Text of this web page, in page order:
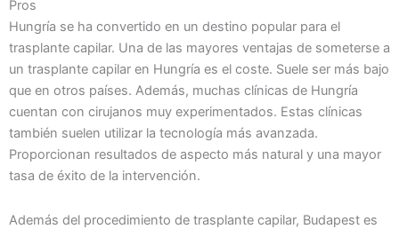
Pros
Hungría se ha convertido en un destino popular para el
trasplante capilar. Una de las mayores ventajas de someterse a
un trasplante capilar en Hungría es el coste. Suele ser más bajo
que en otros países. Además, muchas clínicas de Hungría
cuentan con cirujanos muy experimentados. Estas clínicas
también suelen utilizar la tecnología más avanzada.
Proporcionan resultados de aspecto más natural y una mayor
tasa de éxito de la intervención.
Además del procedimiento de trasplante capilar, Budapest es